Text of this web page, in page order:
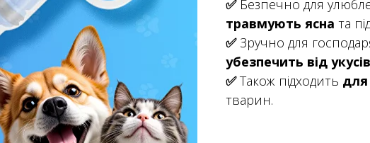
✅Безпечно для
травмують ясна та
✅Зручно для
убезпечить від укусів
✅Також підходить
тварин.